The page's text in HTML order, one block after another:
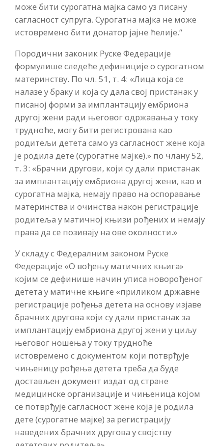
може бити сурогатна мајка само уз писану
сагласност супруга. Сурогатна мајка не може
истовремено бити донатор јајне ћелије.“
Породични законик Руске Федерације
формулише следеће дефиниције о сурогатном
материнству. По чл. 51, т. 4: «Лица која се
налазе у браку и која су дала свој пристанак у
писаној форми за имплантацију ембриона
другој жени ради његовог одржавања у току
трудноће, могу бити регистрована као
родитељи детета само уз сагласност жене која
је родила дете (сурогатне мајке).» по члану 52,
т. 3: «Брачни другови, који су дали пристанак
за имплантацију ембриона другој жени, као и
сурогатна мајка, немају право на оспоравање
материнства и очинства након регистрације
родитеља у матичној књизи рођених и немају
права да се позивају на ове околности.»
У складу с Федералним законом Руске
Федерације «О вођењу матичних књига»
којим се дефинише начин уписа новорођеног
детета у матичне књиге «приликом државне
регистрације рођења детета на основу изјаве
брачних другова који су дали пристанак за
имплантацију ембриона другој жени у циљу
његовог ношења у току трудноће
истовремено с документом који потврђује
чињеницу рођења детета треба да буде
достављен документ издат од стране
медицинске организације и чињеница којом
се потврђује сагласност жене која је родила
дете (сурогатне мајке) за регистрацију
наведених брачних другова у својству